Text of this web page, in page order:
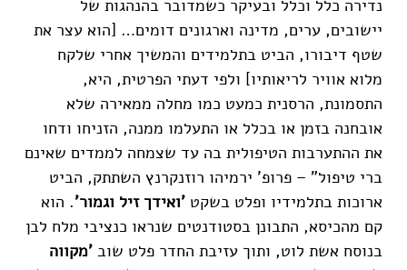
נדירה כלל וכלל ובעיקר כשמדובר בהנהגות של
יישובים, ערים, מדינה וארגונים דומים… [הוא עצר את
שטף דיבורו, הביט בתלמידים והמשיך אחרי שלקח
מלוא אוויר לריאותיו] ולפי דעתי הפרטית, היא,
התסמונת, הרסנית כמעט כמו מחלה ממאירה שלא
אובחנה בזמן או בכלל או התעלמו ממנה, הזניחו ודחו
את ההתערבות הטיפולית בה עד שצמחה לממדים שאינם
ברי טיפול" – פרופ' ירמיהו רוזנקרנץ השתתק, הביט
ארוכות בתלמידיו ופלט בשקט 'ואידך זיל וגמור'. הוא
קם מהכיסא, התבונן בסטודנטים שנראו כנציבי מלח לבן
בנוסח אשת לוט, ותוך עזיבת החדר פלט שוב 'מקווה